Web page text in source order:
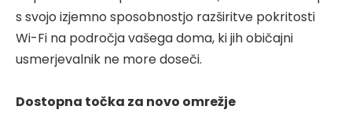
s svojo izjemno sposobnostjo razširitve pokritosti
Wi-Fi na področja vašega doma, ki jih običajni
usmerjevalnik ne more doseči.
Dostopna točka za novo omrežje